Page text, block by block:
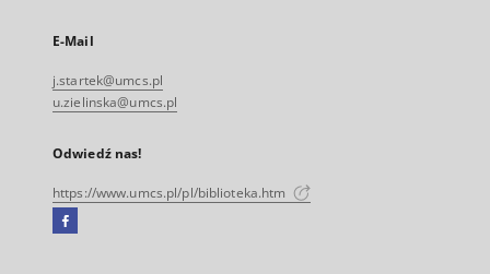
E-Mail
j.startek@umcs.pl
u.zielinska@umcs.pl
Odwiedź nas!
https://www.umcs.pl/pl/biblioteka.htm
Facebook